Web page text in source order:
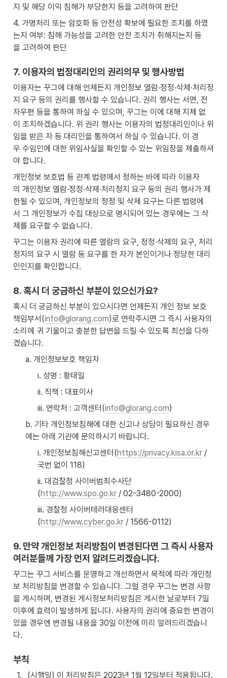
지 및 해당 이익 침해가 부당한지 등을 고려하여 판단
4. 가명처리 또는 암호화 등 안전성 확보에 필요한 조치를 하였
는지 여부: 침해 가능성을 고려한 안전 조치가 취해지는지 등
을 고려하여 판단
7. 이용자의 법정대리인의 권리의무 및 행사방법
이용자는 꾸그에 대해 언제든지 개인정보 열람·정정·삭제·처리정
지 요구 등의 권리를 행사할 수 있습니다. 권리 행사는 서면, 전
자우편 등을 통하여 하실 수 있으며, 꾸그는 이에 대해 지체 없
이 조치하겠습니다. 위 권리 행사는 이용자의 법정대리인이나 위
임을 받은 자 등 대리인을 통하여서 하실 수 있습니다. 이 경
우 수임인에 대한 위임사실을 확인할 수 있는 위임장을 제출하셔
야 합니다.
개인정보 보호법 등 관계 법령에서 정하는 바에 따라 이용자
의 개인정보 열람·정정·삭제·처리정지 요구 등의 권리 행사가 제
한될 수 있으며, 개인정보의 정정 및 삭제 요구는 다른 법령에
서 그 개인정보가 수집 대상으로 명시되어 있는 경우에는 그 삭
제를 요구할 수 없습니다.
꾸그는 이용자 권리에 따른 열람의 요구, 정정·삭제의 요구, 처리
정지의 요구 시 열람 등 요구를 한 자가 본인이거나 정당한 대리
인인지를 확인합니다.
8. 혹시 더 궁금하신 부분이 있으신가요?
혹시 더 궁금하신 부분이 있으시다면 언제든지 개인 정보 보호
책임부서(info@glorang.com)로 연락주시면 그 즉시 사용자의
소리에 귀 기울이고 충분한 답변을 드릴 수 있도록 최선을 다하
겠습니다.
a. 개인정보보호 책임자
i. 성명 : 황태일
ii. 직책 : 대표이사
iii. 연락처 : 고객센터(info@glorang.com)
b. 기타 개인정보침해에 대한 신고나 상담이 필요하신 경우
에는 아래 기관에 문의하시기 바랍니다.
i. 개인정보침해신고센터(https://privacy.kisa.or.kr /
국번 없이 118)
ii. 대검찰청 사이버범죄수사단
(http://www.spo.go.kr / 02-3480-2000)
iii. 경찰청 사이버테러대응센터
(http://www.cyber.go.kr / 1566-0112)
9. 만약 개인정보 처리방침이 변경된다면 그 즉시 사용자
여러분들께 가장 먼저 알려드리겠습니다.
꾸그는 꾸그 서비스를 운영하고 개선하면서 목적에 따라 개인정
보 처리방침을 변경할 수 있습니다. 그럴 경우 꾸그는 변경 사항
을 게시하며, 변경된 게시정보처리방침은 게시한 날로부터 7일
이후에 효력이 발생하게 됩니다. 사용자의 권리에 중요한 변경이
있을 경우엔 변경될 내용을 30일 이전에 미리 알려드리겠습니
다.
부칙
1.
(시행일) 이 처리방침은 2023년 1월 12일부터 적용됩니다.